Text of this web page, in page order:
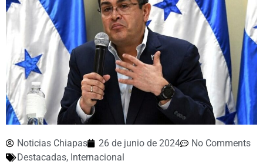
Noticias Chiapas 26 de junio de 2024
No Comments
Destacadas, Internacional